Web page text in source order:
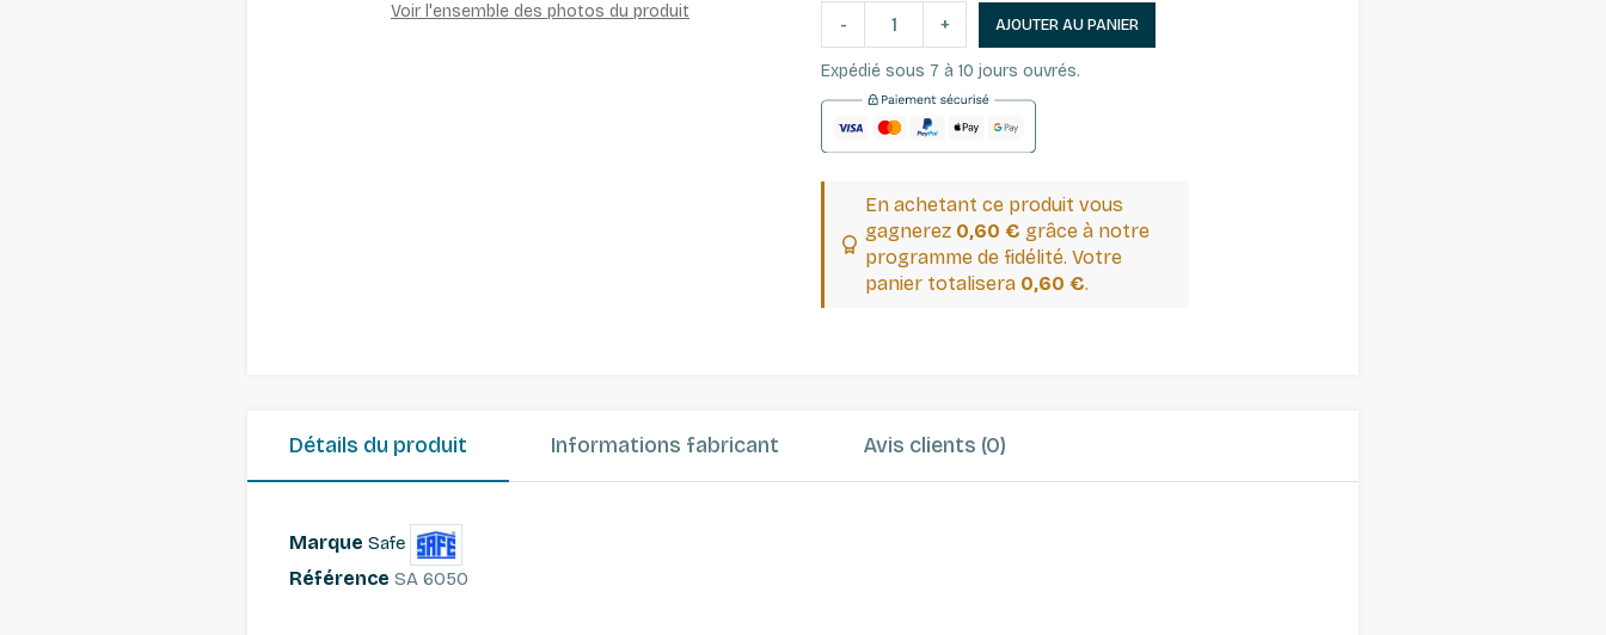
Voir l'ensemble des photos du produit
- + AJOUTER AU PANIER
Expédié sous 7 à 10 jours ouvrés.
En achetant ce produit vous
gagnerez 0,60 € grâce à notre
programme de fidélité. Votre
panier totalisera 0,60 €.
Détails du produit Informations fabricant Avis clients (0)
Marque Safe
Référence SA 6050